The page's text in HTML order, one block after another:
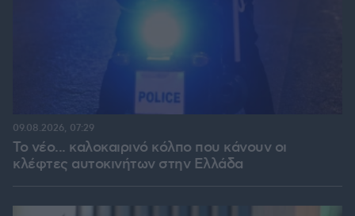
Το νέο... καλοκαιρινό κόλπο που κάνουν οι
κλέφτες αυτοκινήτων στην Ελλάδα
09.08.2026, 07:29